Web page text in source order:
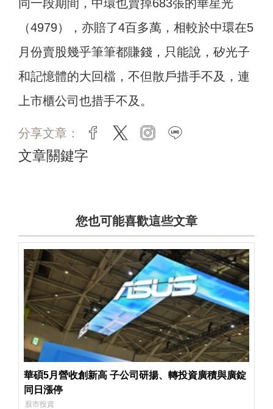
同一段期間，中環也賣掉683張的華星光
（4979），亦賠了4百多萬，相較於中環在5
月份賣股幾乎筆筆都賺錢，只能說，矽光子
和記憶體的大回檔，不但散戶措手不及，連
上市櫃公司也措手不及。
分享文章： facebook
twitter instagram
文章關鍵字
您也可能喜歡這些文章
華碩5月營收創新高 子公司研揚、轉投資廣積與廣錠
同日漲停
股市投資